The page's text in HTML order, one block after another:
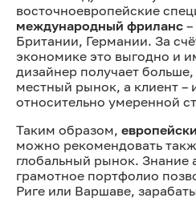
восточноевропейские
международный фриланс
Британии, Германии. За
экономике это выгодно и
дизайнер получает
местный рынок, а клиент –
относительно умеренной
Таким образом,
можно рекомендовать
глобальный рынок. Знание
грамотное портфолио
Риге или Варшаве,